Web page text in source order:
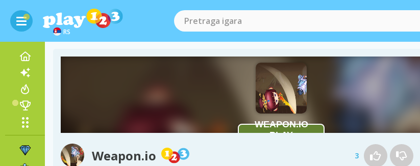
RS
Weapon.io 3